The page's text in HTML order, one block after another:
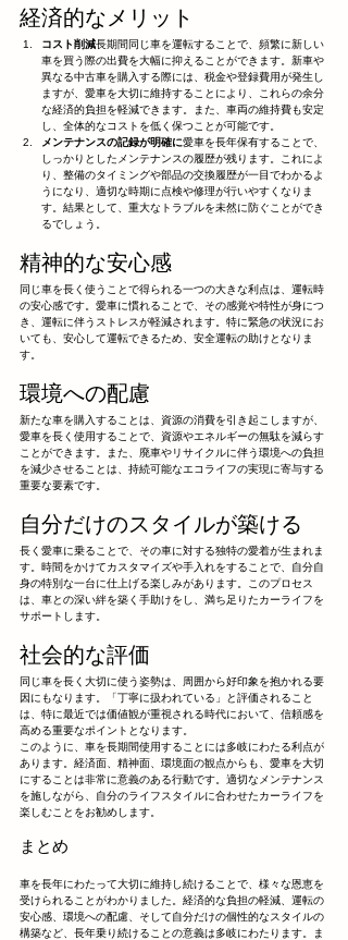
経済的なメリット
コスト削減長期間同じ車を運転することで、頻繁に新しい
車を買う際の出費を大幅に抑えることができます。新車や
異なる中古車を購入する際には、税金や登録費用が発生し
ますが、愛車を大切に維持することにより、これらの余分
な経済的負担を軽減できます。また、車両の維持費も安定
し、全体的なコストを低く保つことが可能です。
メンテナンスの記録が明確に愛車を長年保有することで、
しっかりとしたメンテナンスの履歴が残ります。これによ
り、整備のタイミングや部品の交換履歴が一目でわかるよ
うになり、適切な時期に点検や修理が行いやすくなりま
す。結果として、重大なトラブルを未然に防ぐことができ
るでしょう。
精神的な安心感
同じ車を長く使うことで得られる一つの大きな利点は、運転時
の安心感です。愛車に慣れることで、その感覚や特性が身につ
き、運転に伴うストレスが軽減されます。特に緊急の状況にお
いても、安心して運転できるため、安全運転の助けとなりま
す。
環境への配慮
新たな車を購入することは、資源の消費を引き起こしますが、
愛車を長く使用することで、資源やエネルギーの無駄を減らす
ことができます。また、廃車やリサイクルに伴う環境への負担
を減少させることは、持続可能なエコライフの実現に寄与する
重要な要素です。
自分だけのスタイルが築ける
長く愛車に乗ることで、その車に対する独特の愛着が生まれま
す。時間をかけてカスタマイズや手入れをすることで、自分自
身の特別な一台に仕上げる楽しみがあります。このプロセス
は、車との深い絆を築く手助けをし、満ち足りたカーライフを
サポートします。
社会的な評価
同じ車を長く大切に使う姿勢は、周囲から好印象を抱かれる要
因にもなります。「丁寧に扱われている」と評価されること
は、特に最近では価値観が重視される時代において、信頼感を
高める重要なポイントとなります。
このように、車を長期間使用することには多岐にわたる利点が
あります。経済面、精神面、環境面の観点からも、愛車を大切
にすることは非常に意義のある行動です。適切なメンテナンス
を施しながら、自分のライフスタイルに合わせたカーライフを
楽しむことをお勧めします。
まとめ
車を長年にわたって大切に維持し続けることで、様々な恩恵を
受けられることがわかりました。経済的な負担の軽減、運転の
安心感、環境への配慮、そして自分だけの個性的なスタイルの
構築など、長年乗り続けることの意義は多岐にわたります。ま